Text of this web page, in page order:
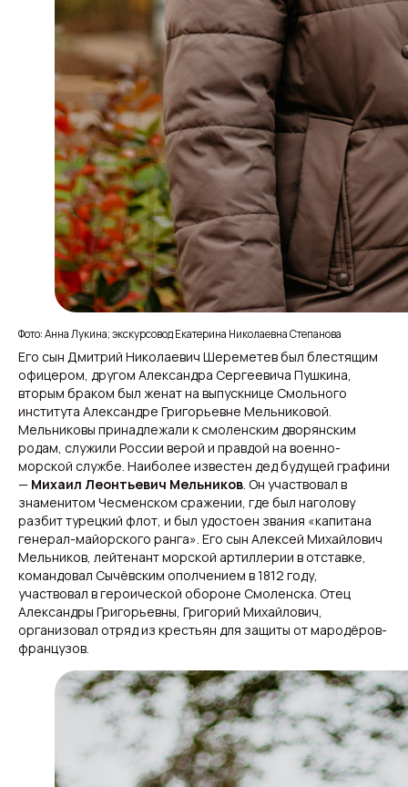
Фото: Анна Лукина; экскурсовод Екатерина Николаевна Степанова
Его сын Дмитрий Николаевич Шереметев был блестящим
офицером, другом Александра Сергеевича Пушкина,
вторым браком был женат на выпускнице Смольного
института Александре Григорьевне Мельниковой.
Мельниковы принадлежали к смоленским дворянским
родам, служили России верой и правдой на военно-
морской службе. Наиболее известен дед будущей графини
— Михаил Леонтьевич Мельников. Он участвовал в
знаменитом Чесменском сражении, где был наголову
разбит турецкий флот, и был удостоен звания «капитана
генерал-майорского ранга». Его сын Алексей Михайлович
Мельников, лейтенант морской артиллерии в отставке,
командовал Сычёвским ополчением в 1812 году,
участвовал в героической обороне Смоленска. Отец
Александры Григорьевны, Григорий Михайлович,
организовал отряд из крестьян для защиты от мародёров-
французов.